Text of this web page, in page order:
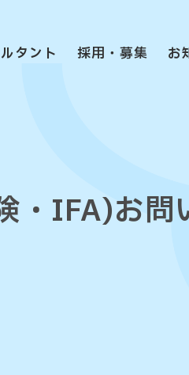
タント 採用・募集 お
・IFA)お問